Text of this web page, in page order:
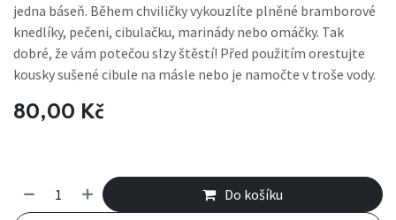
jedna báseň. Během chviličky vykouzlíte plněné bramborové
knedlíky, pečeni, cibulačku, marinády nebo omáčky. Tak
dobré, že vám potečou slzy štěstí! Před použitím orestujte
kousky sušené cibule na másle nebo je namočte v troše vody.
80,00 Kč
Do košíku